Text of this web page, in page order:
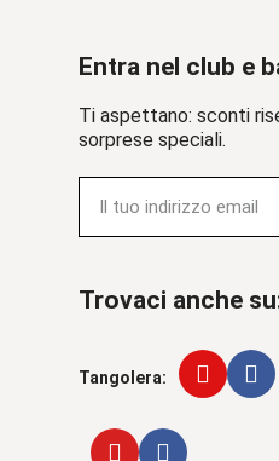
Entra nel club e
Ti aspettano: sconti
sorprese speciali.
Trovaci anche
Tangolera: